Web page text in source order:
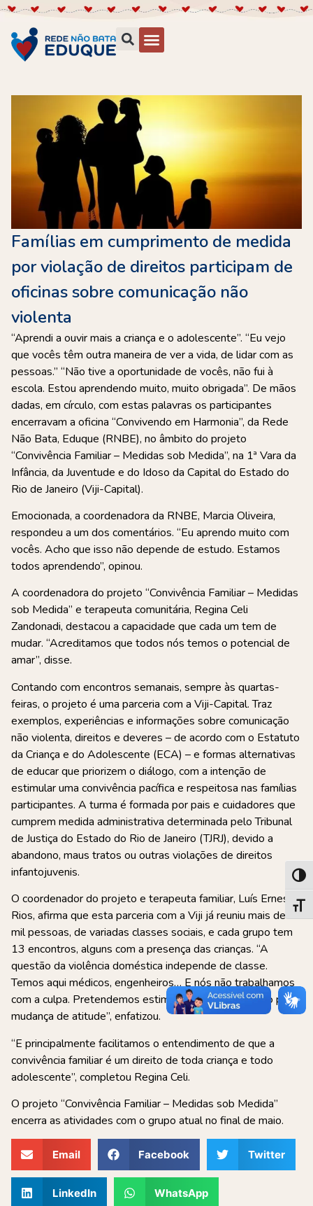
Famílias em cumprimento de medida
por violação de direitos participam de
oficinas sobre comunicação não
violenta
“Aprendi a ouvir mais a criança e o adolescente”. “Eu vejo
que vocês têm outra maneira de ver a vida, de lidar com as
pessoas.” “Não tive a oportunidade de vocês, não fui à
escola. Estou aprendendo muito, muito obrigada”. De mãos
dadas, em círculo, com estas palavras os participantes
encerravam a oficina “Convivendo em Harmonia”, da Rede
Não Bata, Eduque (RNBE), no âmbito do projeto
“Convivência Familiar – Medidas sob Medida”, na 1ª Vara da
Infância, da Juventude e do Idoso da Capital do Estado do
Rio de Janeiro (Viji-Capital).
Emocionada, a coordenadora da RNBE, Marcia Oliveira,
respondeu a um dos comentários. “Eu aprendo muito com
vocês. Acho que isso não depende de estudo. Estamos
todos aprendendo”, opinou.
A coordenadora do projeto “Convivência Familiar – Medidas
sob Medida” e terapeuta comunitária, Regina Celi
Zandonadi, destacou a capacidade que cada um tem de
mudar. “Acreditamos que todos nós temos o potencial de
amar”, disse.
Contando com encontros semanais, sempre às quartas-
feiras, o projeto é uma parceria com a Viji-Capital. Traz
exemplos, experiências e informações sobre comunicação
não violenta, direitos e deveres – de acordo com o Estatuto
da Criança e do Adolescente (ECA) – e formas alternativas
de educar que priorizem o diálogo, com a intenção de
estimular uma convivência pacífica e respeitosa nas famílias
participantes. A turma é formada por pais e cuidadores que
cumprem medida administrativa determinada pelo Tribunal
de Justiça do Estado do Rio de Janeiro (TJRJ), devido a
abandono, maus tratos ou outras violações de direitos
infantojuvenis.
O coordenador do projeto e terapeuta familiar, Luís Ernesto
Rios, afirma que esta parceria com a Viji já reuniu mais de
mil pessoas, de variadas classes sociais, e cada grupo tem
13 encontros, alguns com a presença das crianças. “A
questão da violência doméstica independe de classe.
Temos aqui médicos, engenheiros… E nós não trabalhamos
com a culpa. Pretendemos estimular a conscientização para
mudança de atitude”, enfatizou.
“E principalmente facilitamos o entendimento de que a
convivência familiar é um direito de toda criança e todo
adolescente”, completou Regina Celi.
O projeto “Convivência Familiar – Medidas sob Medida”
encerra as atividades com o grupo atual no final de maio.
Email Facebook Twitter
LinkedIn WhatsApp